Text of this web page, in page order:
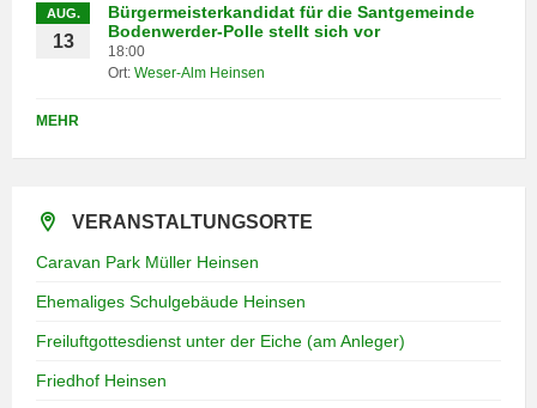
AUG.
13
Bürgermeisterkandidat für die Santgemeinde
Bodenwerder-Polle stellt sich vor
18:00
Ort: Weser-Alm Heinsen
MEHR
VERANSTALTUNGSORTE
Caravan Park Müller Heinsen
Ehemaliges Schulgebäude Heinsen
Freiluftgottesdienst unter der Eiche (am Anleger)
Friedhof Heinsen